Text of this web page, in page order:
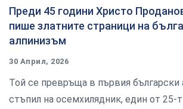
Преди 45 години Христо
пише златните страници на
алпинизъм
30 Април, 2026
Той се превръща в първия български
стъпил на осемхилядник, един от 25-